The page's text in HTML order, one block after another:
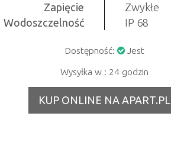
Zapięcie
Zwykłe
Wodoszczelność
IP 68
Dostępność: Jest
Wysyłka w : 24 godzin
KUP ONLINE NA APART.PL